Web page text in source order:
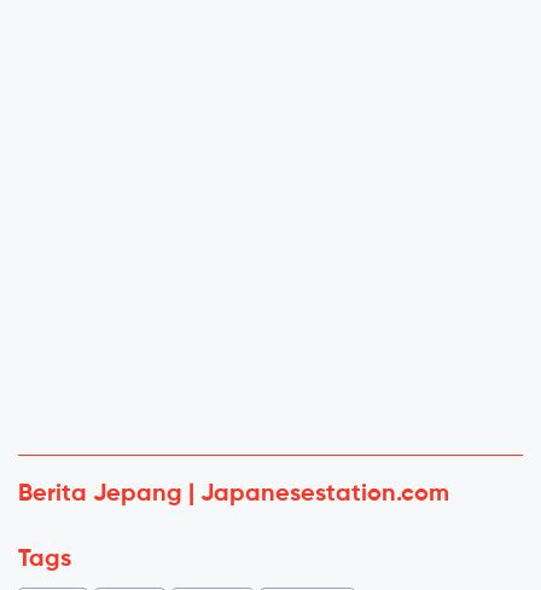
Berita Jepang | Japanesestation.com
Tags